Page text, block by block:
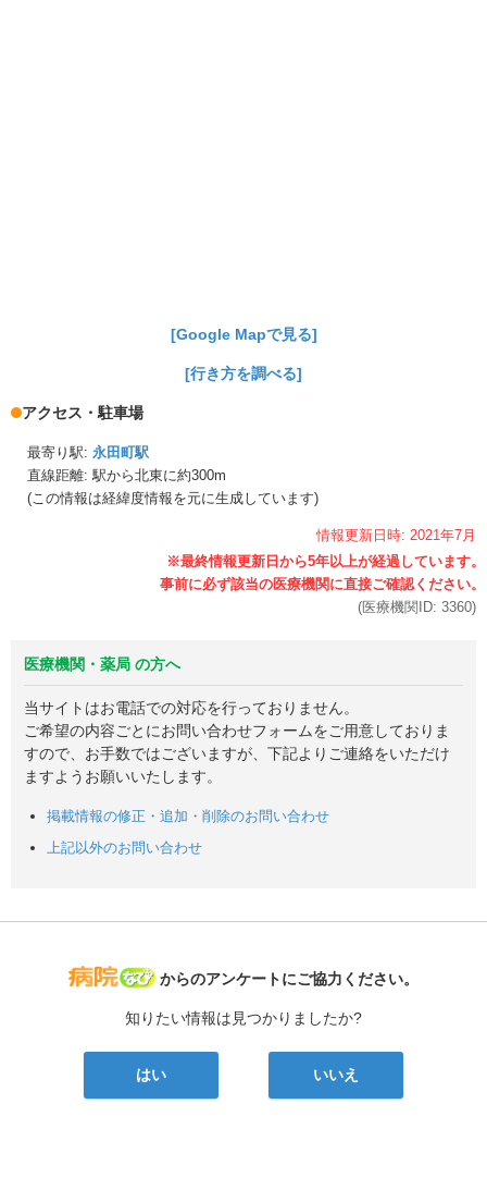
[Google Mapで見る]
[行き方を調べる]
アクセス・駐車場
最寄り駅: 永田町駅
直線距離: 駅から北東に約300m
(この情報は経緯度情報を元に生成しています)
情報更新日時: 2021年7月
(医療機関ID: 3360)
医療機関・薬局 の方へ
当サイトはお電話での対応を行っておりません。
ご希望の内容ごとにお問い合わせフォームをご用意しておりま
すので、お手数ではございますが、下記よりご連絡をいただけ
ますようお願いいたします。
掲載情報の修正・追加・削除のお問い合わせ
上記以外のお問い合わせ
病院なび
からのアンケートにご協力ください。
知りたい情報は見つかりましたか?
はい いいえ